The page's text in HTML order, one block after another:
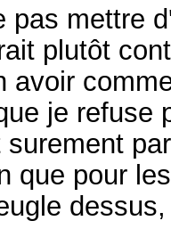
pas mettre
plutôt
avoir
je refuse
surement
que pour